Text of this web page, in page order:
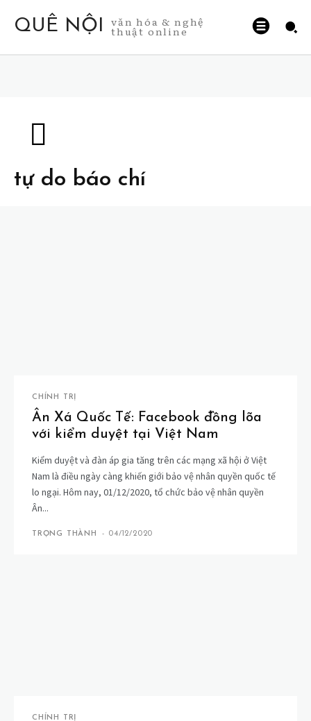
QUÊ NỘI văn hóa & nghệ
thuật online
tự do báo chí
CHÍNH TRỊ
Ân Xá Quốc Tế: Facebook đồng lõa
với kiểm duyệt tại Việt Nam
Kiểm duyệt và đàn áp gia tăng trên các mạng xã hội ở Việt
Nam là điều ngày càng khiến giới bảo vệ nhân quyền quốc tế
lo ngại. Hôm nay, 01/12/2020, tổ chức bảo vệ nhân quyền
Ân...
TRỌNG THÀNH - 04/12/2020
CHÍNH TRỊ